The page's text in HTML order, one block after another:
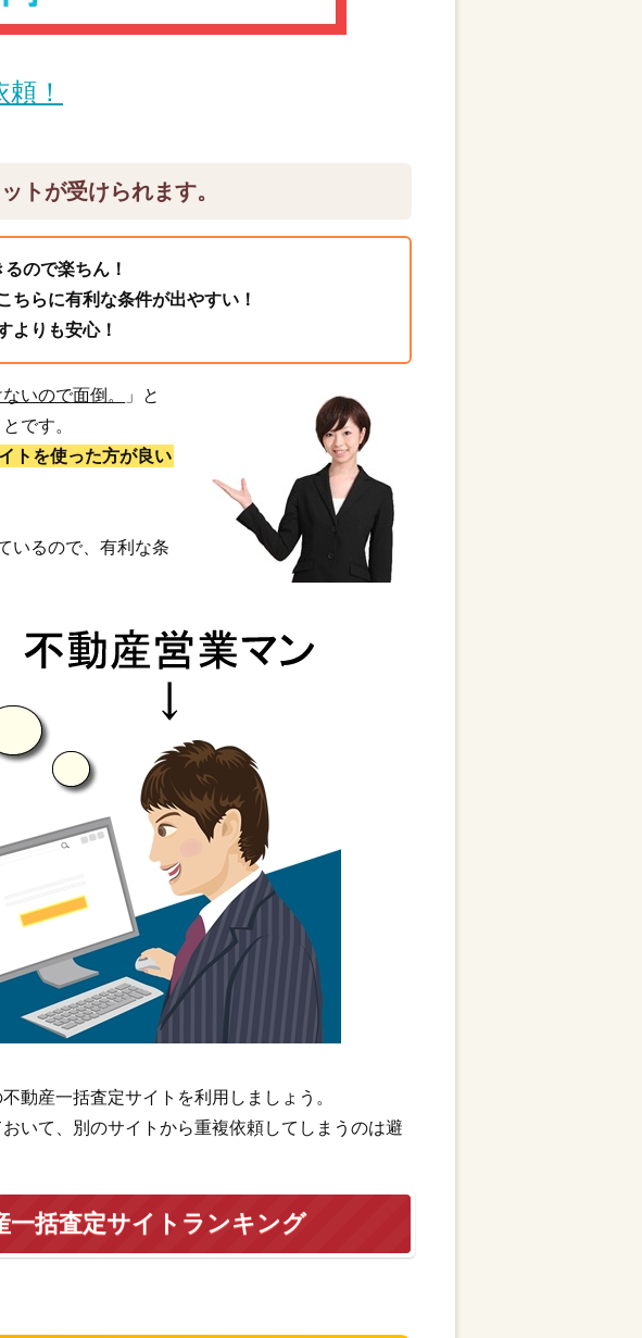
！
トが受けられます。
ので楽ちん！
らに有利な条件が出やすい！
よりも安心！
いので面倒。
」と
です。
トを使った方が良い
いるので、有利な条
動産一括査定サイトを利用しましょう。
いて、別のサイトから重複依頼してしまうのは避
一括査定サイトランキング